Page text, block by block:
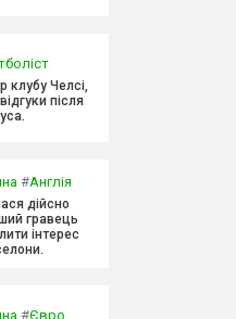
клубу Челсі,
після
#Англія
дійсно
гравець
інтерес
#Євро